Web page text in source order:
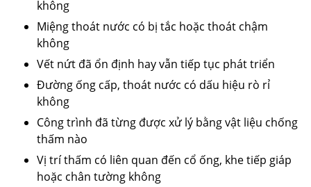
không
Miệng thoát nước có bị tắc hoặc thoát chậm
không
Vết nứt đã ổn định hay vẫn tiếp tục phát triển
Đường ống cấp, thoát nước có dấu hiệu rò rỉ
không
Công trình đã từng được xử lý bằng vật liệu chống
thấm nào
Vị trí thấm có liên quan đến cổ ống, khe tiếp giáp
hoặc chân tường không